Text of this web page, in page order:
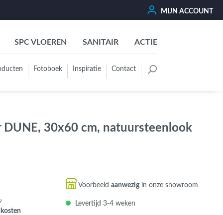
MIJN ACCOUNT
SPC VLOEREN SANITAIR ACTIE
Grijs - Antraciet - Zwart
Bruin - Cotto - Moka
Fotoboek Inspiratie Contact
DUNE, 30x60 cm, natuursteenlook
Voorbeeld aanwezigin onze showroom
Levertijd 3-4 weken